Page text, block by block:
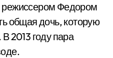
Федором
общая дочь, которую
2013 году пара